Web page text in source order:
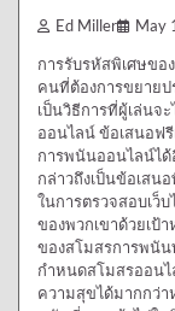
Ed Miller May
การรับรหัสพิเศษข
คนที่ต้องการขยายป
เป็นวิธีการที่ผู้เล่นจ
ออนไลน์ ข้อเสนอฟ
การพนันออนไลน์ได้
กล่าวถึงเป็นข้อเสน
ในการตรวจสอบเว็
ของพวกเขาด้วยเป้
ของสโมสรการพนัน
กำหนดสโมสรออน
ความสุขได้มากกว่า